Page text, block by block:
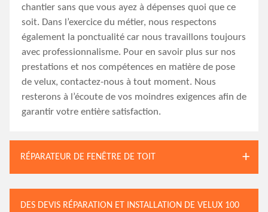
chantier sans que vous ayez à dépenses quoi que ce
soit. Dans l’exercice du métier, nous respectons
également la ponctualité car nous travaillons toujours
avec professionnalisme. Pour en savoir plus sur nos
prestations et nos compétences en matière de pose
de velux, contactez-nous à tout moment. Nous
resterons à l’écoute de vos moindres exigences afin de
garantir votre entière satisfaction.
RÉPARATEUR DE FENÊTRE DE TOIT
DES DEVIS RÉPARATION ET INSTALLATION DE VELUX 100